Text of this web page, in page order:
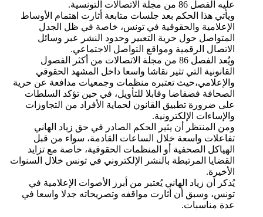
عليه الفصل 86 من مجلة الاتصالات التونسية.
ويأتي هذا الحكم بعد جلسات متابعة أثارت اهتمام الأوساط
الإعلامية والحقوقية في تونس، خاصة في ظل الجدل
المتواصل حول حرية التعبير وحدود النشر عبر وسائل
الاتصال الرقمية ومواقع التواصل الاجتماعي.
ويُعد الفصل 86 من مجلة الاتصالات من أكثر الفصول
القانونية التي تثير نقاشا واسعا داخل المشهد الحقوقي
والإعلامي،حيث تعتبره منظمات وجمعيات مدافعة عن حرية
الصحافة فضفاضا وقابلا للتأويل، في حين تؤكد السلطات
على ضرورة تطبيق القانون لحماية الأفراد من التجاوزات
والإساءات الإلكترونية.
ومن المنتظر أن يثير الحكم الصادر في حق زياد الهاني
تفاعلات واسعة خلال الساعات القادمة، سواء من قبل
الهياكل الصحفية أو المنظمات الحقوقية، خاصة مع تزايد
القضايا المرتبطة بالنشر الإلكتروني في تونس خلال السنوات
الأخيرة.
يُذكر أن زياد الهاني يُعتبر من أبرز الأصوات الإعلامية في
تونس، وسبق أن أثارت مواقفه وتصريحاته جدلا واسعا في
عدة مناسبات.